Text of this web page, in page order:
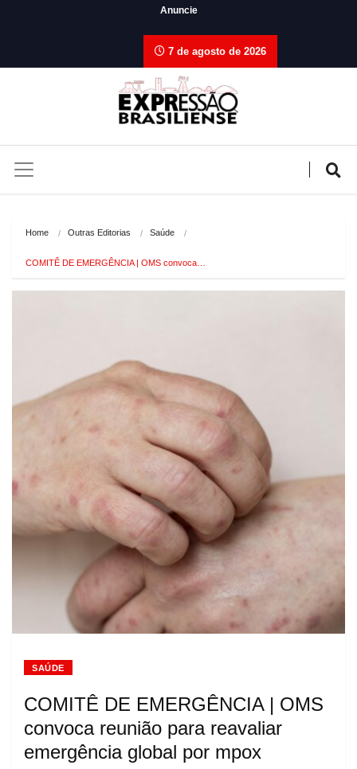
Anuncie
7 de agosto de 2026
Home Outras Editorias Saúde
COMITÊ DE EMERGÊNCIA | OMS convoca…
SAÚDE
COMITÊ DE EMERGÊNCIA | OMS
convoca reunião para reavaliar
emergência global por mpox